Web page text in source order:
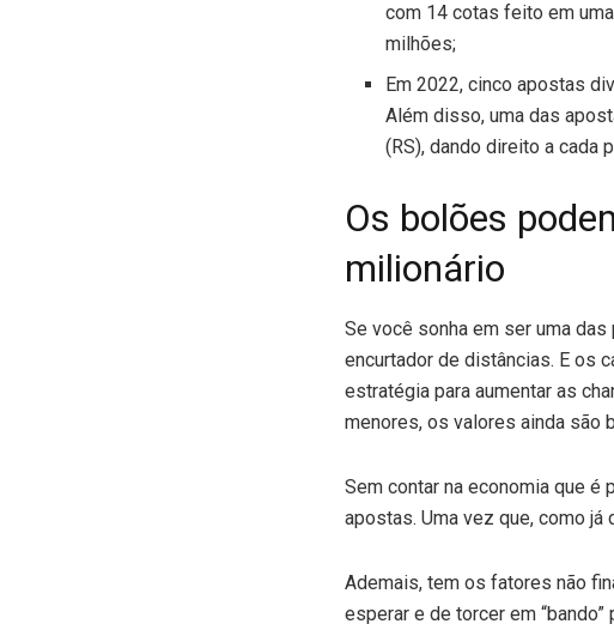
com 14 cotas feito em
milhões;
Em 2022, cinco apostas
Além disso, uma das
(RS), dando direito a cada
Os bolões
milionário
Se você sonha em ser uma
encurtador de distâncias. E os
estratégia para aumentar as
menores, os valores ainda são
Sem contar na economia que é
apostas. Uma vez que, como
Ademais, tem os fatores não
esperar e de torcer em “bando”